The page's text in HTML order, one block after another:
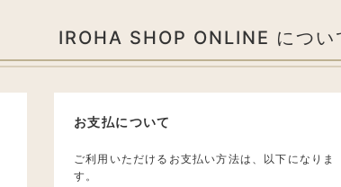
IROHA SHOP ONLINE につい
お支払について
ご利用いただけるお支払い方法は、以下になりま
す。